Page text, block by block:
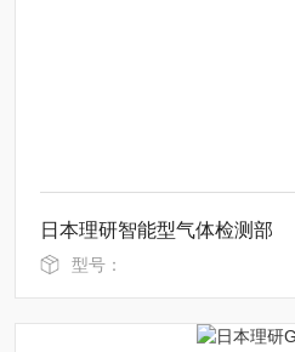
日本理研智能型气体检测部
型号：